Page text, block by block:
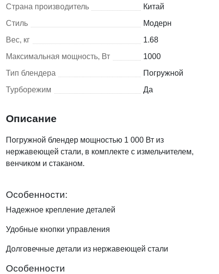
Страна производитель
Китай
Стиль
Модерн
Вес, кг
1.68
Максимальная мощность, Вт
1000
Тип блендера
Погружной
Турборежим
Да
Описание
Погружной блендер мощностью 1 000 Вт из
нержавеющей стали, в комплекте с измельчителем,
венчиком и стаканом.
Особенности:
Надежное крепление деталей
Удобные кнопки управления
Долговечные детали из нержавеющей стали
Особенности